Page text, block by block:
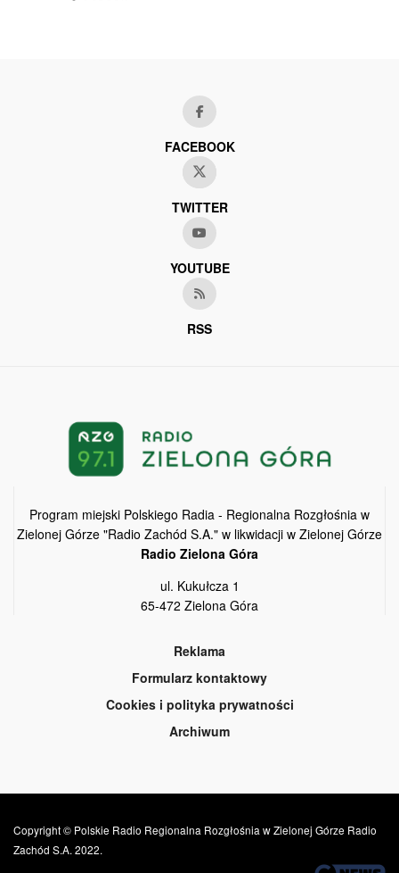
FACEBOOK
TWITTER
YOUTUBE
RSS
Program miejski Polskiego Radia - Regionalna Rozgłośnia w
Zielonej Górze "Radio Zachód S.A." w likwidacji w Zielonej Górze
Radio Zielona Góra
ul. Kukułcza 1
65-472 Zielona Góra
Reklama
Formularz kontaktowy
Cookies i polityka prywatności
Archiwum
Copyright © Polskie Radio Regionalna Rozgłośnia w Zielonej Górze Radio
Zachód S.A. 2022.